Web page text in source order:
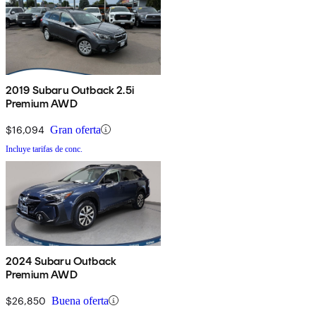
2019 Subaru Outback 2.5i
Premium AWD
$16,094 Gran oferta
Incluye tarifas de conc.
2024 Subaru Outback
Premium AWD
$26,850 Buena oferta